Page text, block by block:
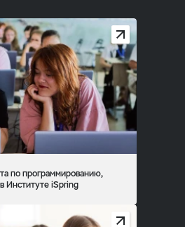
по программированию,
Институте iSpring